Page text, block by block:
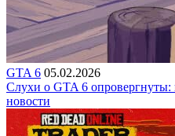
GTA 6 05.02.2026
Слухи о GTA 6 опровергнуты:
новости